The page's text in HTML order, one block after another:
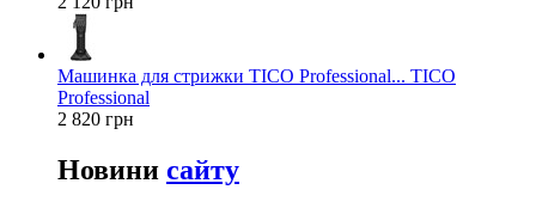
Машинка для стрижки TICO Professional... TICO
Professional
2 820 грн
Новини сайту